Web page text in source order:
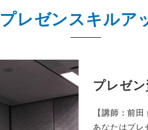
プレゼンスキルア
プレゼ
【講師：前田
あなたはプレ